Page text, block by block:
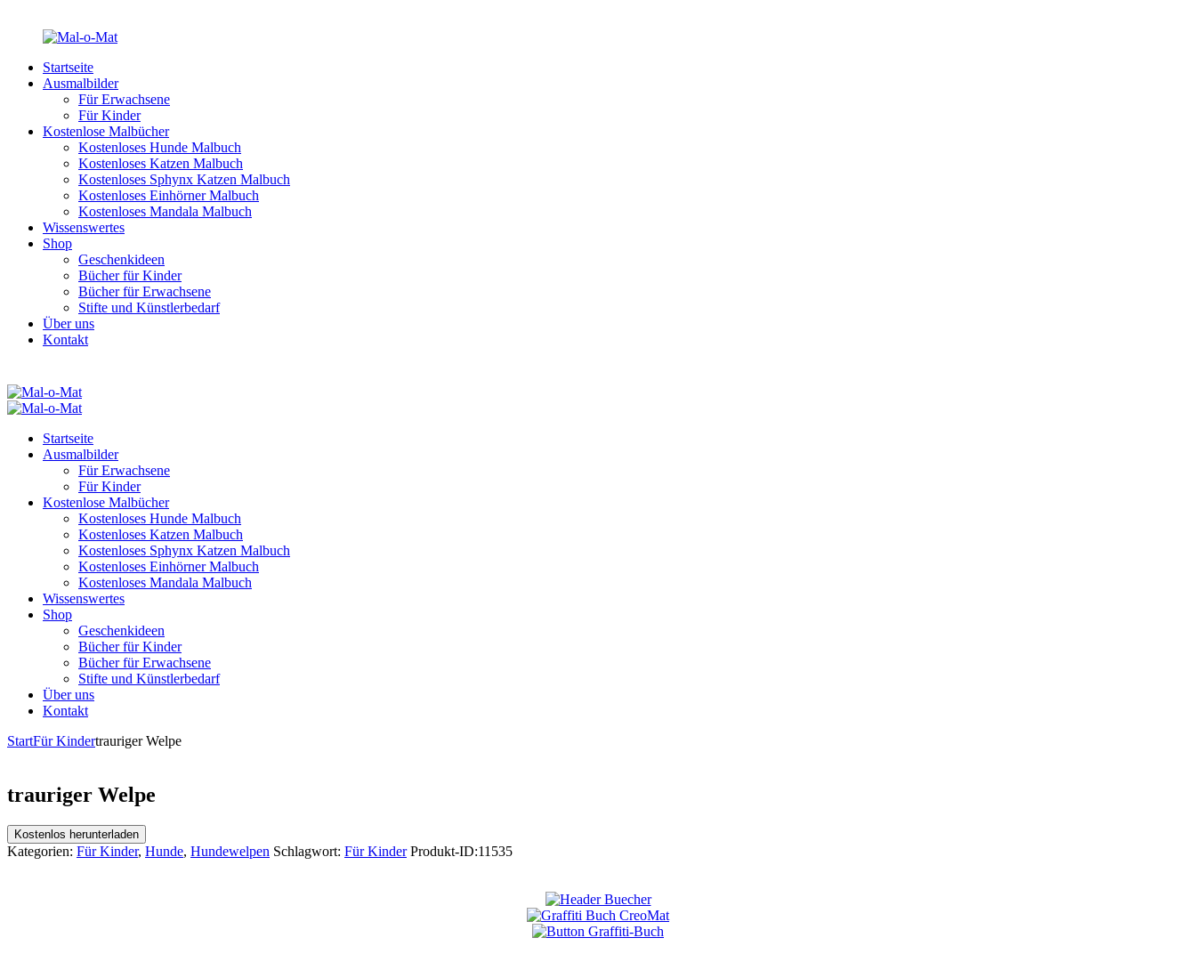
Startseite
Ausmalbilder
Für Erwachsene
Für Kinder
Kostenlose Malbücher
Kostenloses Hunde Malbuch
Kostenloses Katzen Malbuch
Kostenloses Sphynx Katzen Malbuch
Kostenloses Einhörner Malbuch
Kostenloses Mandala Malbuch
Wissenswertes
Shop
Geschenkideen
Bücher für Kinder
Bücher für Erwachsene
Stifte und Künstlerbedarf
Über uns
Kontakt
Startseite
Ausmalbilder
Für Erwachsene
Für Kinder
Kostenlose Malbücher
Kostenloses Hunde Malbuch
Kostenloses Katzen Malbuch
Kostenloses Sphynx Katzen Malbuch
Kostenloses Einhörner Malbuch
Kostenloses Mandala Malbuch
Wissenswertes
Shop
Geschenkideen
Bücher für Kinder
Bücher für Erwachsene
Stifte und Künstlerbedarf
Über uns
Kontakt
StartFür Kindertrauriger Welpe
trauriger Welpe
Kostenlos herunterladen
Kategorien: Für Kinder, Hunde, Hundewelpen Schlagwort: Für Kinder Produkt-ID:11535